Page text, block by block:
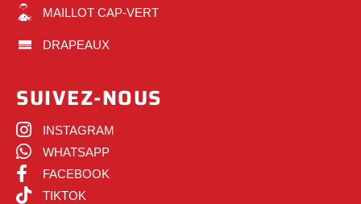
MAILLOT CAP-VERT
DRAPEAUX
SUIVEZ-NOUS
INSTAGRAM
WHATSAPP
FACEBOOK
TIKTOK